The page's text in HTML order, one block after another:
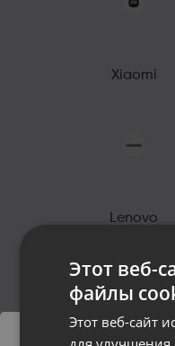
Xiaomi
Lenovo
Этот веб-
файлы
Этот веб-сайт